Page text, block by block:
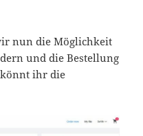
nun die Möglichkeit
und die Bestellung
könnt ihr die